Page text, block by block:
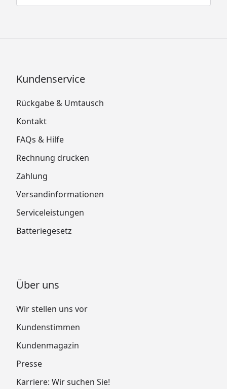
Kundenservice
Rückgabe & Umtausch
Kontakt
FAQs & Hilfe
Rechnung drucken
Zahlung
Versandinformationen
Serviceleistungen
Batteriegesetz
Über uns
Wir stellen uns vor
Kundenstimmen
Kundenmagazin
Presse
Karriere: Wir suchen Sie!